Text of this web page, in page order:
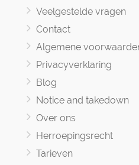
Veelgestelde vragen
Contact
Algemene
Privacyverklaring
Blog
Notice and takedown
Over ons
Herroepingsrecht
Tarieven